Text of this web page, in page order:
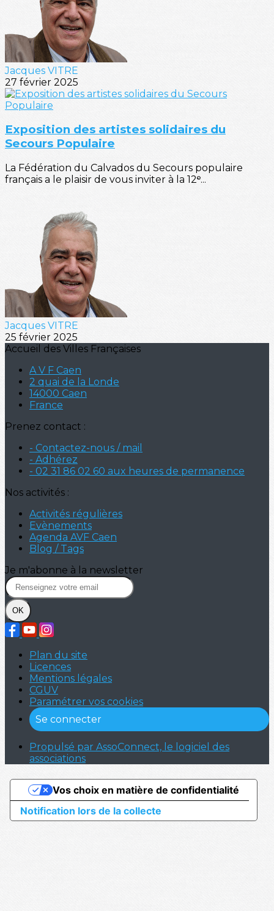
Jacques VITRE
27 février 2025
Exposition des artistes solidaires du
Secours Populaire
La Fédération du Calvados du Secours populaire
français a le plaisir de vous inviter à la 12ᵉ...
Jacques VITRE
25 février 2025
Accueil des Villes Françaises
A V F Caen
2 quai de la Londe
14000 Caen
France
Prenez contact :
- Contactez-nous / mail
- Adhérez
- 02 31 86 02 60 aux heures de permanence
Nos activités :
Activités régulières
Evènements
Agenda AVF Caen
Blog / Tags
Je m'abonne à la newsletter
OK
Plan du site
Licences
Mentions légales
CGUV
Paramétrer vos cookies
Se connecter
Propulsé par AssoConnect, le logiciel des
associations
Notification lors de la collecte
Vos choix en matière de confidentialité